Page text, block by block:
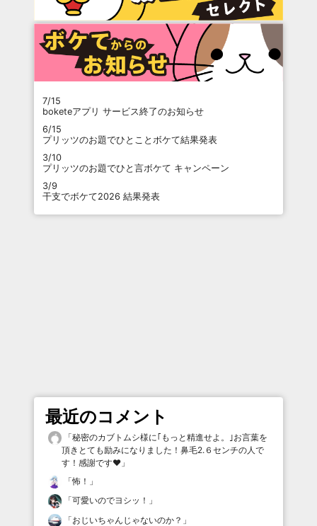
7/15
boketeアプリ サービス終了のお知らせ
6/15
プリッツのお題でひとことボケて結果発表
3/10
プリッツのお題でひと言ボケて キャンペーン
3/9
干支でボケて2026 結果発表
最近のコメント
「秘密のカブトムシ様に｢もっと精進せよ。｣お言葉を
頂きとても励みになりました！鼻毛2.６センチの人で
す！感謝です♥️ 」
「怖！ 」
「可愛いのでヨシッ！ 」
「おじいちゃんじゃないのか？ 」